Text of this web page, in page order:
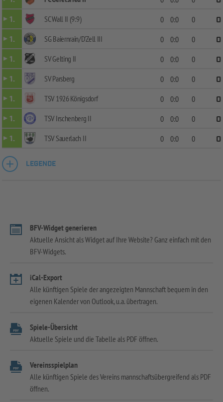
1.
SC Wall II (9:9) 0 0:0 0
0
1.
SG Baiernrain/D'Zell III 0 0:0 0
0
1.
SV Gelting II 0 0:0 0
0
1.
SV Parsberg 0 0:0 0
0
1.
TSV 1926 Königsdorf 0 0:0 0
0
1.
TSV Irschenberg II 0 0:0 0
0
1.
TSV Sauerlach II 0 0:0 0 0
LEGENDE
BFV-Widget generieren
Aktuelle Ansicht als Widget auf Ihre Website? Ganz einfach mit den
BFV-Widgets.
iCal-Export
Alle künftigen Spiele der angezeigten Mannschaft bequem in den
eigenen Kalender von Outlook, u.a. übertragen.
Spiele-Übersicht
Aktuelle Spiele und die Tabelle als PDF öffnen.
Vereinsspielplan
Alle künftigen Spiele des Vereins mannschaftsübergreifend als PDF
öffnen.